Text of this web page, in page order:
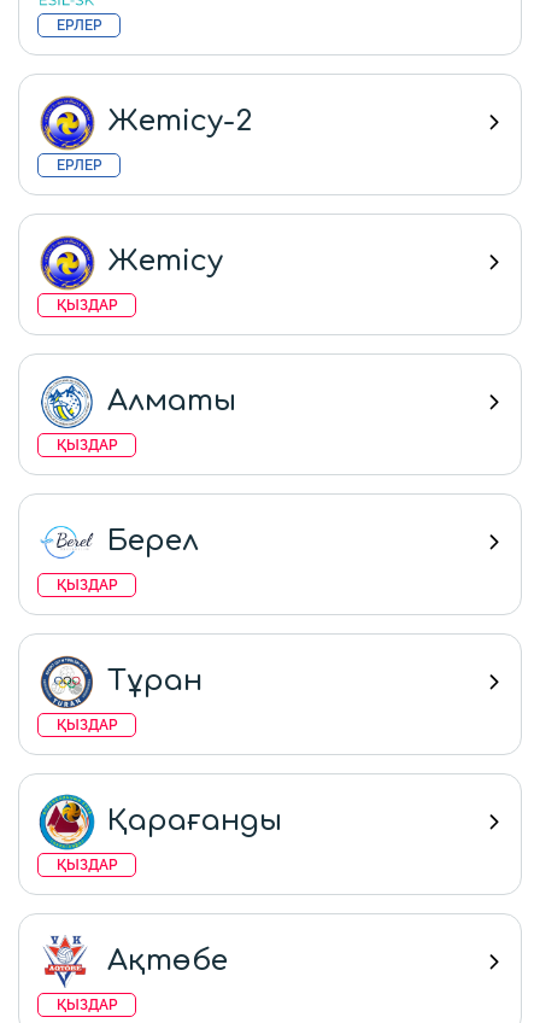
ЕРЛЕР
Жетісу-2
ЕРЛЕР
Жетісу
ҚЫЗДАР
Алматы
ҚЫЗДАР
Берел
ҚЫЗДАР
Тұран
ҚЫЗДАР
Қарағанды
ҚЫЗДАР
Ақтөбе
ҚЫЗДАР